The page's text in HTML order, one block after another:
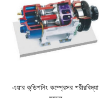
এয়ার কন্ডিশনিং কম্প্রেসর শরীরবিদ্যা